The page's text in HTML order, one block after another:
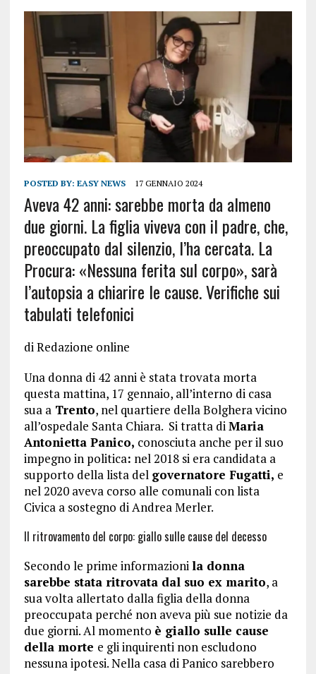
POSTED BY: EASY NEWS 17 GENNAIO 2024
Aveva 42 anni: sarebbe morta da almeno
due giorni. La figlia viveva con il padre, che,
preoccupato dal silenzio, l’ha cercata. La
Procura: «Nessuna ferita sul corpo», sarà
l’autopsia a chiarire le cause. Verifiche sui
tabulati telefonici
diRedazione online
Una donna di 42 anni è stata trovata morta
questa mattina, 17 gennaio, all’interno di casa
sua aTrento, nel quartiere della Bolghera vicino
all’ospedale Santa Chiara. Si tratta diMaria
Antonietta Panico, conosciuta anche per il suo
impegno in politica: nel 2018 si era candidata a
supporto della lista del governatore Fugatti, e
nel 2020 aveva corso alle comunali con lista
Civica a sostegno di Andrea Merler.
Il ritrovamento del corpo: giallo sulle cause del decesso
Secondo le prime informazionila donna
sarebbe stata ritrovata dal suo ex marito, a
sua volta allertato dalla figlia della donna
preoccupata perché non aveva più sue notizie da
due giorni. Al momento è giallo sulle cause
della morte e gli inquirenti non escludono
nessuna ipotesi. Nella casa di Panico sarebbero